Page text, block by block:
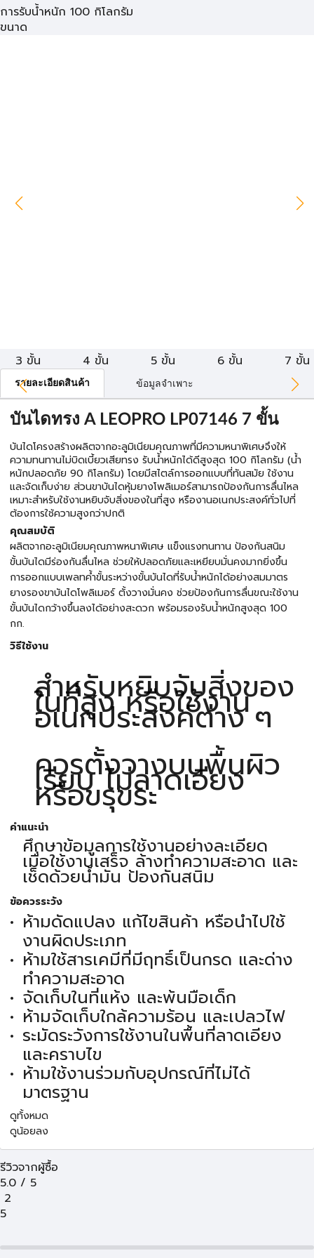
การรับน้ำหนัก 100 กิโลกรัม
ขนาด
3 ขั้น 4 ขั้น 5 ขั้น 6 ขั้น 7 ขั้น
รายละเอียดสินค้า ข้อมูลจำเพาะ
บันไดทรง A LEOPRO LP07146 7 ขั้น
บันไดโครงสร้างผลิตจากอะลูมิเนียมคุณภาพที่มีความหนาพิเศษจึงให้
ความทนทานไม่บิดเบี้ยวเสียทรง รับน้ำหนักได้ดีสูงสุด 100 กิโลกรัม (น้ำ
หนักปลอดภัย 90 กิโลกรัม) โดยมีสไตล์การออกแบบที่ทันสมัย ใช้งาน
และจัดเก็บง่าย ส่วนขาบันไดหุ้มยางโพลิเมอร์สามารถป้องกันการลื่นไหล
เหมาะสำหรับใช้งานหยิบจับสิ่งของในที่สูง หรืองานอเนกประสงค์ทั่วไปที่
ต้องการใช้ความสูงกว่าปกติ
คุณสมบัติ
ผลิตจากอะลูมิเนียมคุณภาพหนาพิเศษ แข็งแรงทนทาน ป้องกันสนิม
ขั้นบันไดมีร่องกันลื่นไหล ช่วยให้ปลอดภัยและเหยียบมั่นคงมากยิ่งขึ้น
การออกแบบเพลทค้ำขั้นระหว่างขั้นบันไดที่รับน้ำหนักได้อย่างสมมาตร
ยางรองขาบันไดโพลิเมอร์ ตั้งวางมั่นคง ช่วยป้องกันการลื่นขณะใช้งาน
ขั้นบันไดกว้างขึ้นลงได้อย่างสะดวก พร้อมรองรับน้ำหนักสูงสุด 100
กก.
วิธีใช้งาน
สำหรับหยิบจับสิ่งของ
ในที่สูง หรือใช้งาน
อเนกประสงค์ต่าง ๆ
ควรตั้งวางบนพื้นผิว
เรียบ ไม่ลาดเอียง
หรือขรุขระ
คำแนะนำ
ศึกษาข้อมูลการใช้งานอย่างละเอียด
เมื่อใช้งานเสร็จ ล้างทำความสะอาด และ
เช็ดด้วยน้ำมัน ป้องกันสนิม
ข้อควรระวัง
ห้ามดัดแปลง แก้ไขสินค้า หรือนำไปใช้
งานผิดประเภท
ห้ามใช้สารเคมีที่มีฤทธิ์เป็นกรด และด่าง
ทำความสะอาด
จัดเก็บในที่แห้ง และพ้นมือเด็ก
ห้ามจัดเก็บใกล้ความร้อน และเปลวไฟ
ระมัดระวังการใช้งานในพื้นที่ลาดเอียง
และคราบไข
ห้ามใช้งานร่วมกับอุปกรณ์ที่ไม่ได้
มาตรฐาน
ดูทั้งหมด
ดูน้อยลง
รีวิวจากผู้ซื้อ
5.0 / 5
2
5